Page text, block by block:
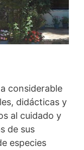
considerable
didácticas y
al cuidado y
de sus
especies